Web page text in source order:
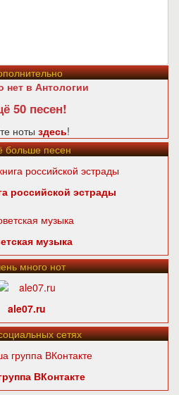
нет в Антологии
50 песен!
ноты здесь!
больше песен
российской эстрады
музыка
много нот
ale07.ru
сетях
ВКонтакте